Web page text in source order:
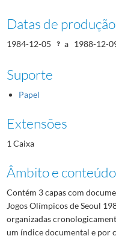
Datas de produção
1984-12-05 a 1988-12-
Suporte
Papel
Extensões
1 Caixa
Âmbito e conteúdo
Contém 3 capas com
Jogos Olímpicos de Seoul
organizadas
um índice documental e por